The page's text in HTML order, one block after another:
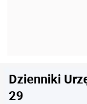
Dzienniki
29